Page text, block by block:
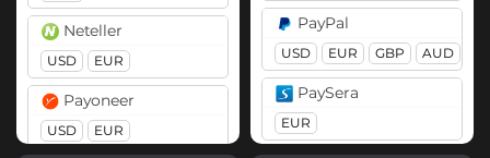
Cardano (ADA)
Chainlink (LINK)
ERC20
Chiliz (CHZ)
Neteller
USD EUR
Payoneer
USD EUR
Ethereum (ETH)
BEP20 ERC20
OP
ARB
BASE
Ethereum Classic (ETC)
Gram (Toncoin)
PayPal
USD EUR GBP AUD
PaySera
EUR